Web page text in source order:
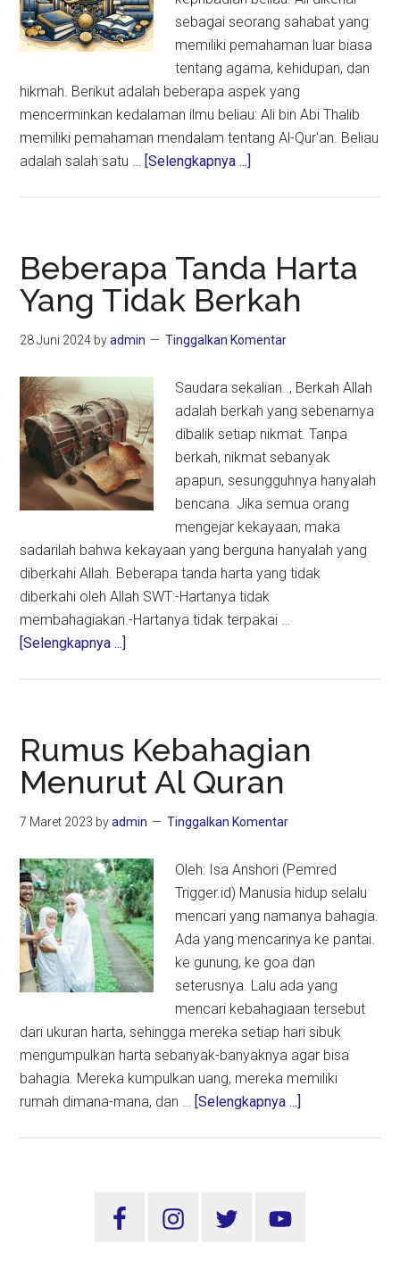
sebagai seorang sahabat yang
memiliki pemahaman luar biasa
tentang agama, kehidupan, dan
hikmah. Berikut adalah beberapa aspek yang
mencerminkan kedalaman ilmu beliau: Ali bin Abi Thalib
memiliki pemahaman mendalam tentang Al-Qur'an. Beliau
adalah salah satu … [Selengkapnya ...]
Thalib
RA.:
Ilmu
Berharga
Harta
Beberapa Tanda Harta
Yang Tidak Berkah
28 Juni 2024 byadmin Tinggalkan Komentar
Saudara sekalian.., Berkah Allah
adalah berkah yang sebenarnya
dibalik setiap nikmat. Tanpa
berkah, nikmat sebanyak
apapun, sesungguhnya hanyalah
bencana. Jika semua orang
mengejar kekayaan, maka
sadarilah bahwa kekayaan yang berguna hanyalah yang
diberkahi Allah. Beberapa tanda harta yang tidak
diberkahi oleh Allah SWT:-Hartanya tidak
membahagiakan.-Hartanya tidak terpakai …
[Selengkapnya ...]
Yang
Tidak
Berkah
Rumus Kebahagian
Menurut Al Quran
7 Maret 2023 byadmin Tinggalkan Komentar
Oleh: Isa Anshori (Pemred
Trigger.id) Manusia hidup selalu
mencari yang namanya bahagia.
Ada yang mencarinya ke pantai.
ke gunung, ke goa dan
seterusnya. Lalu ada yang
mencari kebahagiaan tersebut
dari ukuran harta, sehingga mereka setiap hari sibuk
mengumpulkan harta sebanyak-banyaknya agar bisa
bahagia. Mereka kumpulkan uang, mereka memiliki
rumah dimana-mana, dan … [Selengkapnya ...]
Sidebar